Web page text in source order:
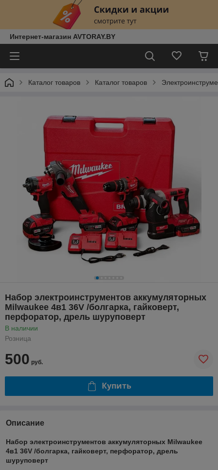
Интернет-магазин AVTORAY.BY
Каталог товаров Каталог товаров
Набор электроинструментов аккумуляторных
Milwaukee 4в1 36V /болгарка, гайковерт,
перфоратор, дрель шуруповерт
В наличии
Розница
500 руб.
Купить
Описание
Набор электроинструментов аккумуляторных Milwaukee
4в1 36V /болгарка, гайковерт, перфоратор, дрель
шуруповерт